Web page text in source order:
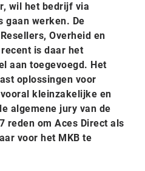
wil het bedrijf via
gaan werken. De
Overheid en
is daar het
aan toegevoegd. Het
oplossingen voor
kleinzakelijke en
algemene jury van de
reden om Aces Direct als
voor het MKB te